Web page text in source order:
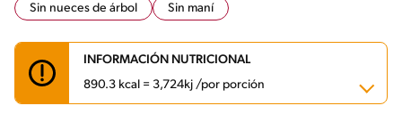
Sin nueces de árbol
Sin maní
INFORMACIÓN NUTRICIONAL
890.3 kcal = 3,724kj /por porción